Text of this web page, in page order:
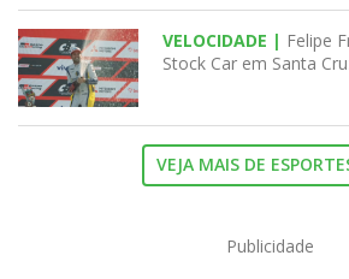
VELOCIDADE | Felipe
Stock Car em Santa
VEJA MAIS DE
Publicidade